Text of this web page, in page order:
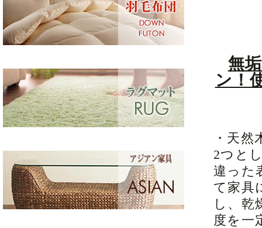
無
ン！
・天
2つと
違った
て家具
し、乾
度を一